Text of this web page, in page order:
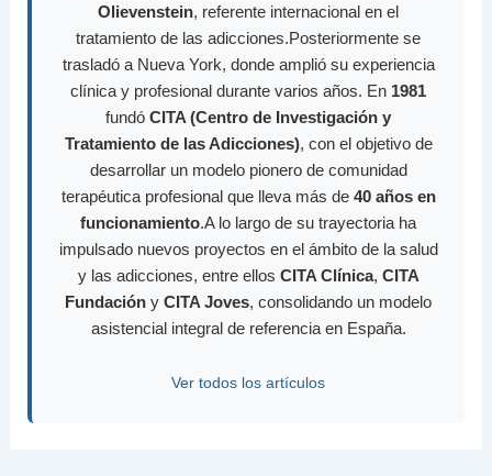
Olievenstein, referente internacional en el
tratamiento de las adicciones.Posteriormente se
trasladó a Nueva York, donde amplió su experiencia
clínica y profesional durante varios años. En 1981
fundó CITA (Centro de Investigación y
Tratamiento de las Adicciones), con el objetivo de
desarrollar un modelo pionero de comunidad
terapéutica profesional que lleva más de 40 años en
funcionamiento.A lo largo de su trayectoria ha
impulsado nuevos proyectos en el ámbito de la salud
y las adicciones, entre ellos CITA Clínica, CITA
Fundación y CITA Joves, consolidando un modelo
asistencial integral de referencia en España.
Ver todos los artículos